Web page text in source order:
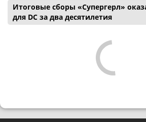
Итоговые сборы «Супергерл»
для DC за два десятилетия